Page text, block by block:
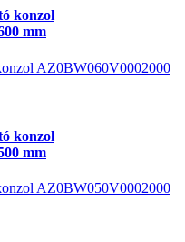
konzol
mm
AZ0BW060V0002000
konzol
mm
AZ0BW050V0002000